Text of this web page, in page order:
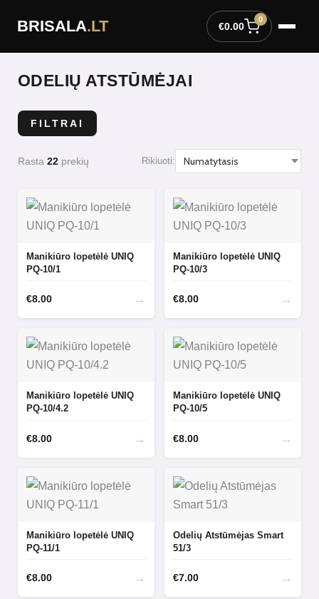
BRISALA.LT €0.00
0
ODELIŲ ATSTŪMĖJAI
FILTRAI
Rasta 22prekių Rikiuoti:
Manikiūro lopetėlė UNIQ
PQ-10/1
€8.00 →
Manikiūro lopetėlė UNIQ
PQ-10/3
€8.00 →
Manikiūro lopetėlė UNIQ
PQ-10/4.2
€8.00 →
Manikiūro lopetėlė UNIQ
PQ-10/5
€8.00 →
Manikiūro lopetėlė UNIQ
PQ-11/1
€8.00 →
Odelių Atstūmėjas Smart
51/3
€7.00 →